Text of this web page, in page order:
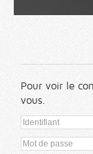
Pour voir le
vous.